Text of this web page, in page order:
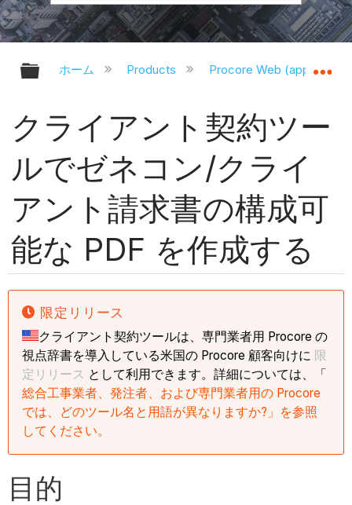
グローバル階層を展開/折りたたむ
ホーム Products Procore Web
クライアント契約ツー
ルでゼネコン/クライ
アント請求書の構成可
能な PDF を作成する
限定リリース
クライアント契約ツールは、専門業者用 Procore の
視点辞書を導入している米国の Procore 顧客向けに 限
定リリース として利用できます。詳細については、「
総合工事業者、発注者、および専門業者用の Procore
では、どのツール名と用語が異なりますか?」を参照
してください。
目的